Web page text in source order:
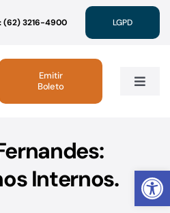
Abrir
(62) 3216-4900 LGPD
Toggle
Emitir
Boleto
Internos.